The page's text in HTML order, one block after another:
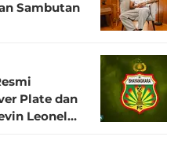
Sambutan
Plate dan